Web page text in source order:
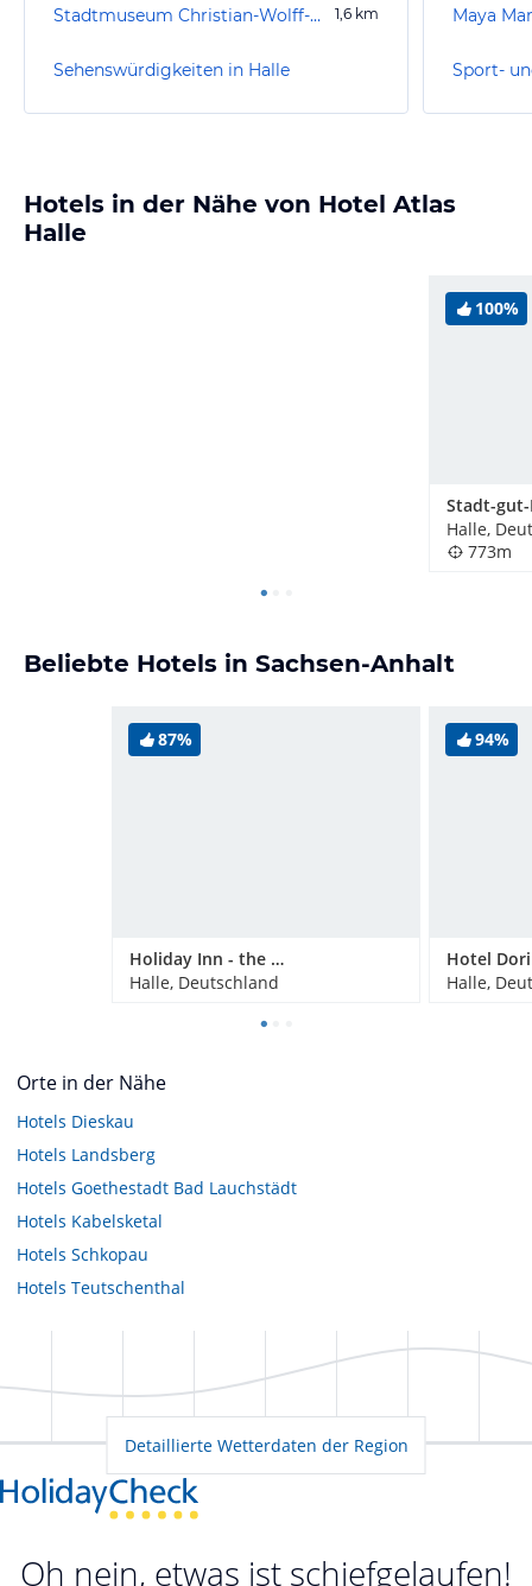
Stadtmuseum Christian-Wolff-Haus 1,6 km
Sehenswürdigkeiten in Halle
Maya
Sport-
Hotels in der Nähe von Hotel Atlas
Halle
100%
Halle,
773m
Beliebte Hotels in Sachsen-Anhalt
87%
Holiday Inn - the niu, Ridge Halle Central Station
Halle, Deutschland
94%
Halle,
Orte in der Nähe
Hotels Dieskau
Hotels Landsberg
Hotels Goethestadt Bad Lauchstädt
Hotels Kabelsketal
Hotels Schkopau
Hotels Teutschenthal
Detaillierte Wetterdaten der Region
Oh nein, etwas ist schiefgelaufen!